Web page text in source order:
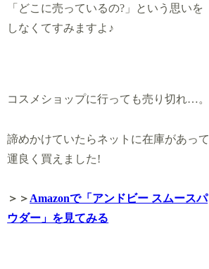
「どこに売っているの?」という思いを
しなくてすみますよ♪
コスメショップに行っても売り切れ…。
諦めかけていたらネットに在庫があって
運良く買えました!
＞＞Amazonで「アンドビー スムースパ
ウダー」を見てみる